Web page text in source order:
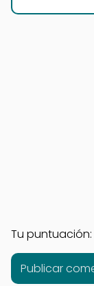
Tu puntuación: